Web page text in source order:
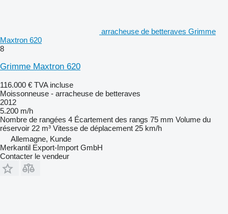
arracheuse de betteraves Grimme
Maxtron 620
8
Grimme Maxtron 620
116.000 € TVA incluse
Moissonneuse - arracheuse de betteraves
2012
5.200 m/h
Nombre de rangées 4 Écartement des rangs 75 mm Volume du
réservoir 22 m³ Vitesse de déplacement 25 km/h
Allemagne, Kunde
Merkantil Export-Import GmbH
Contacter le vendeur